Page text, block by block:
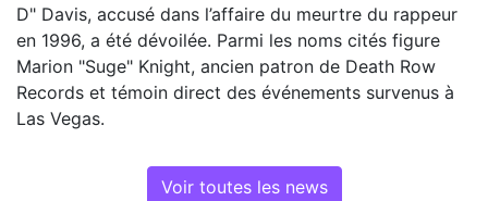
D" Davis, accusé dans l’affaire du meurtre du rappeur
en 1996, a été dévoilée. Parmi les noms cités figure
Marion "Suge" Knight, ancien patron de Death Row
Records et témoin direct des événements survenus à
Las Vegas.
Voir toutes les news